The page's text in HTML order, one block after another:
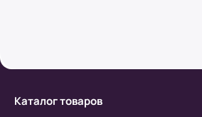
банка.
Каталог товаров